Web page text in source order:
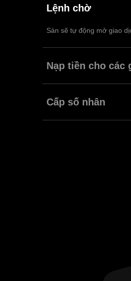
Lệnh chờ
Sàn sẽ tự động mở giao
Nạp tiền cho các
Cấp số nhân
Sử dụng vốn của chúng